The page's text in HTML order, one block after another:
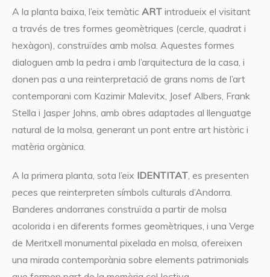
A la planta baixa, l’eix temàtic ARTintrodueix el visitant
a través de tres formes geomètriques (cercle, quadrat i
hexàgon), construïdes amb molsa. Aquestes formes
dialoguen amb la pedra i amb l’arquitectura de la casa, i
donen pas a una reinterpretació de grans noms de l’art
contemporani com Kazimir Malevitx, Josef Albers, Frank
Stella i Jasper Johns, amb obres adaptades al llenguatge
natural de la molsa, generant un pont entre art històric i
matèria orgànica.
A la primera planta, sota l’eix IDENTITAT, es presenten
peces que reinterpreten símbols culturals d’Andorra.
Banderes andorranes construïda a partir de molsa
acolorida i en diferents formes geomètriques, i una Verge
de Meritxell monumental pixelada en molsa, ofereixen
una mirada contemporània sobre elements patrimonials